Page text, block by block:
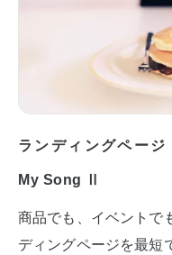
ランディングページ
My Song Ⅱ
商品でも、イベントで
ディングページを最短